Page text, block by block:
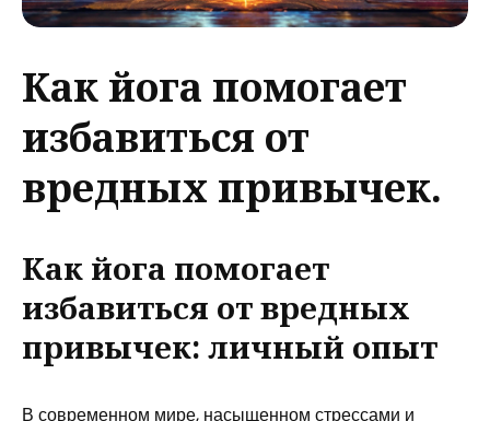
Как йога помогает
избавиться от
вредных привычек.
Как йога помогает
избавиться от вредных
привычек: личный опыт
В современном мире, насыщенном стрессами и